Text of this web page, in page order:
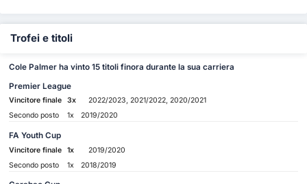
Trofei e titoli
Cole Palmer ha vinto 15 titoli finora durante la sua carriera
Premier League
Vincitore finale 3x
2022/2023, 2021/2022, 2020/2021
Secondo posto
1x 2019/2020
FA Youth Cup
Vincitore finale 1x
2019/2020
Secondo posto
1x 2018/2019